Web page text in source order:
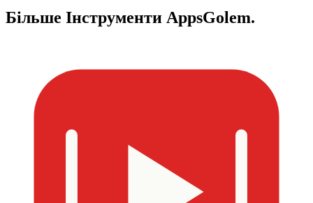
Більше Інструменти AppsGolem.